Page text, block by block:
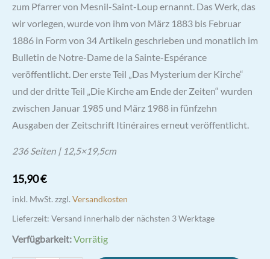
zum Pfarrer von Mesnil-Saint-Loup ernannt. Das Werk, das
wir vorlegen, wurde von ihm von März 1883 bis Februar
1886 in Form von 34 Artikeln geschrieben und monatlich im
Bulletin de Notre-Dame de la Sainte-Espérance
veröffentlicht. Der erste Teil „Das Mysterium der Kirche“
und der dritte Teil „Die Kirche am Ende der Zeiten“ wurden
zwischen Januar 1985 und März 1988 in fünfzehn
Ausgaben der Zeitschrift Itinéraires erneut veröffentlicht.
236 Seiten | 12,5×19,5cm
15,90€
inkl. MwSt. zzgl. Versandkosten
Lieferzeit: Versand innerhalb der nächsten 3 Werktage
Verfügbarkeit:Vorrätig